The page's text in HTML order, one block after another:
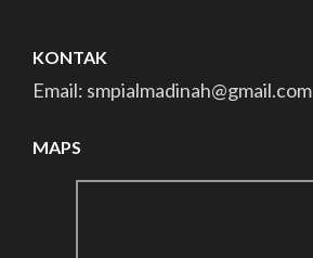
KONTAK
Email: smpialmadinah@gmail.com
MAPS